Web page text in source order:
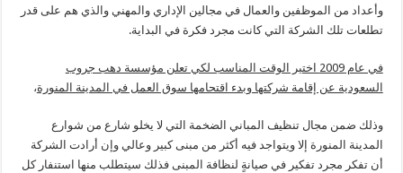
وأعداد من الموظفين والعمال في مجالين الإداري والمهني والذي هم على قدر
تطلعات تلك الشركة التي كانت مجرد فكرة في البداية.
في عام 2009 اختير الوقت المناسب لكي تعلن مؤسسة دهب جروب
السعودية عن إقامة شركتها وبدء اقتحامها سوق العمل في المدينة المنورة،
وذلك ضمن مجال تنظيف المباني الضخمة التي لا يخلو شارع من شوارع
المدينة المنورة إلا ويتواجد فيه أكثر من مبنى كبير وعالي وإن أرادت الشركة
أن تفكر مجرد تفكير في صيانةٍ لنظافة المبنى فذلك سيتطلب منها استنفار كل